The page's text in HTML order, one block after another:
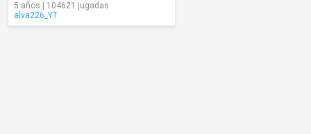
5 años | 104621 jugadas
alva226_YT